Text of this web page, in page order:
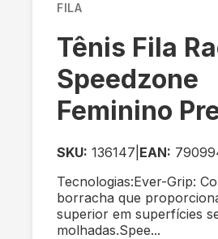
FILA
Tênis Fila
Speedzone
Feminino
SKU: 136147 EAN:
Tecnologias:Ever-Grip:
borracha que
superior em superfícies
molhadas.Spee...